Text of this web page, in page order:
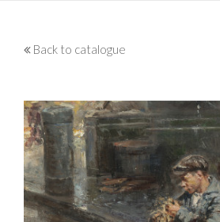
Back to catalogue